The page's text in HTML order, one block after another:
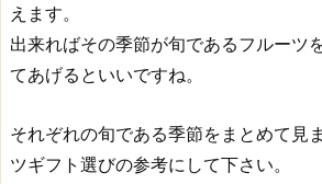
えます。
出来ればその季節が旬であるフルーツ
てあげるといいですね。
それぞれの旬である季節をまとめて見
ツギフト選びの参考にして下さい。